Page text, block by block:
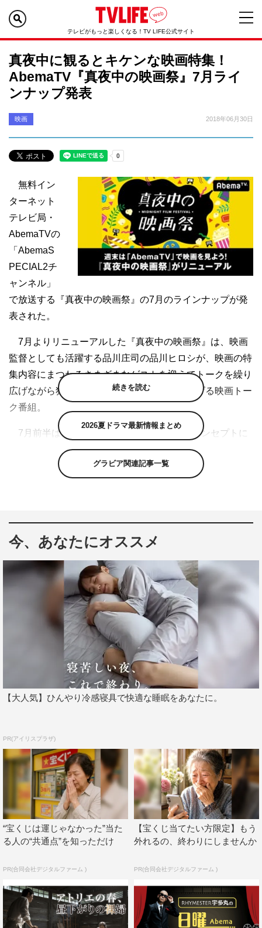
テレビがもっと楽しくなる！TV LIFE公式サイト
真夜中に観るとキケンな映画特集！
AbemaTV『真夜中の映画祭』7月ライ
ンナップ発表
映画 2018年06月30日
無料イン
ターネット
テレビ局・
AbemaTVの
「AbemaS
PECIAL2チ
ャンネル」
で放送する『真夜中の映画祭』の7月のラインナップが発
表された。
7月よりリニューアルした『真夜中の映画祭』は、映画
監督としても活躍する品川庄司の品川ヒロシが、映画の特
集内容にまつわるさまざまなゲストを迎えてトークを繰り
広げながら独自の目線で映画の世界を掘り下げる映画トー
ク番組。
7月前半は、「いい映画と出会おう。」をコンセプトに
した、国内最大級の映画レビューサービス『Filmarks（フ
ィルマークス）』とのコラボ企画として、「厳選！真夜中
『殺人の追憶』
韓国で実際に起きた未解決殺人事件をリアルな演出で映画
化した作品で、韓国のアカデミー賞と称される「大鐘賞」
の作品賞・監督賞・主演男優賞・照明賞の受賞作。
『ニュー・シネマ・パラダイス』
7月7日（土）深夜0時放送
アカデミー外国語映画賞や、カンヌ映画祭審査員特別グラ
ンプリなど、各国で称賛を浴びた話題作。
西村雅彦演じる菰田重徳と、大竹しのぶ演じるその妻（幸
子）が繰り出す強烈なキャラクターが特徴となる作品。
『南極料理人』
7月14日（土）深夜0時
南極観測隊員の西村淳のエッセイ『面白南極料理人』を堺
雅人主演で映画化。共演には生瀬勝久、きたろう、高良健
吾といった個性派俳優が登場する。
各放送回では、スタジオに『殺人の追憶』では元警視庁
刑事の北芝健、『ニュー・シネマ・パラダイス』では元映
写技師の葛城ねね、『黒い家』では事故物件情報サイトを
運営する大島てる、『南極料理人』では元南極越冬隊料理
続きを読む
2026夏ドラマ最新情報まとめ
グラビア関連記事一覧
今、あなたにオススメ
【大人気】ひんやり冷感寝具で快適な睡眠をあなたに。
PR(アイリスプラザ)
“宝くじは運じゃなかった”当た
る人の“共通点”を知っただけ
PR(合同会社デジタルファーム )
【宝くじ当てたい方限定】もう
外れるの、終わりにしませんか
PR(合同会社デジタルファーム )